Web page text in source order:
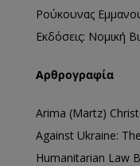
Ρούκουνας
Εκδόσεις: Νομική
Αρθρογραφία
Arima (Martz)
Against Ukraine:
Humanitarian Law